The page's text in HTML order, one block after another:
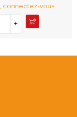
connectez-vous
+